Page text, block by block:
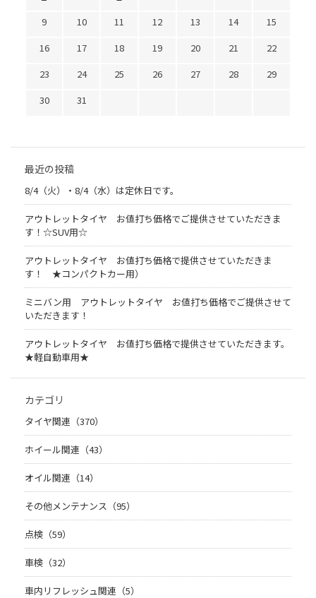
9
10 11 12 13 14
15
16
17 18 19 20 21
22
23
24 25 26 27 28
29
30
31
最近の投稿
8/4（火）・8/4（水）は定休日です。
アウトレットタイヤ お値打ち価格でご提供させていただきま
す！☆SUV用☆
アウトレットタイヤ お値打ち価格で提供させていただきま
す！ ★コンパクトカー用）
ミニバン用 アウトレットタイヤ お値打ち価格でご提供させて
いただきます！
アウトレットタイヤ お値打ち価格で提供させていただきます。
★軽自動車用★
カテゴリ
タイヤ関連（370）
ホイール関連（43）
オイル関連（14）
その他メンテナンス（95）
点検（59）
車検（32）
車内リフレッシュ関連（5）